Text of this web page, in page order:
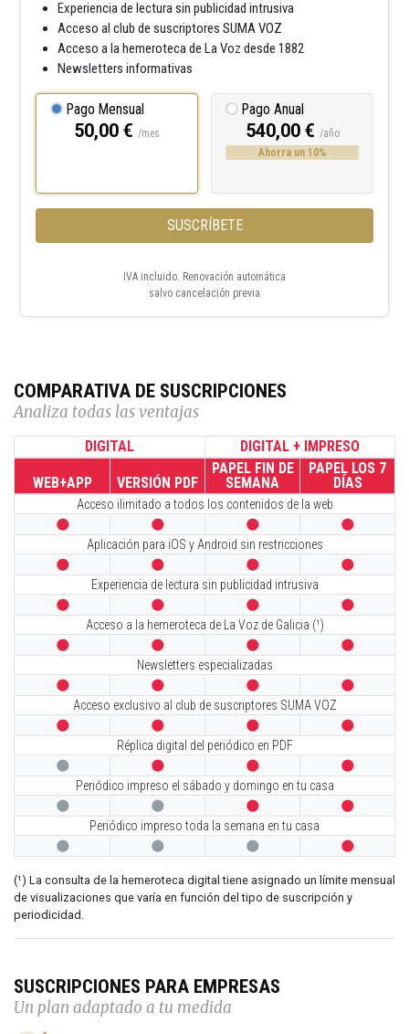
Experiencia de lectura sin publicidad intrusiva
Acceso al club de suscriptores SUMA VOZ
Acceso a la hemeroteca de La Voz desde 1882
Newsletters informativas
Pago Mensual
50,00 € /mes
Pago Anual
540,00 € /año
Ahorra un 10%
SUSCRÍBETE
IVA incluido. Renovación automática
salvo cancelación previa
COMPARATIVA DE SUSCRIPCIONES
Analiza todas las ventajas
DIGITAL DIGITAL + IMPRESO
WEB+APP VERSIÓN PDF
PAPEL FIN DE
SEMANA
PAPEL LOS 7
DÍAS
Acceso ilimitado a todos los contenidos de la web
   
Aplicación para iOS y Android sin restricciones
   
Experiencia de lectura sin publicidad intrusiva
   
Acceso a la hemeroteca de La Voz de Galicia (¹)
   
Newsletters especializadas
   
Acceso exclusivo al club de suscriptores SUMA VOZ
   
Réplica digital del periódico en PDF
   
Periódico impreso el sábado y domingo en tu casa
   
Periódico impreso toda la semana en tu casa
   
(¹) La consulta de la hemeroteca digital tiene asignado un límite mensual
de visualizaciones que varía en función del tipo de suscripción y
periodicidad.
SUSCRIPCIONES PARA EMPRESAS
Un plan adaptado a tu medida